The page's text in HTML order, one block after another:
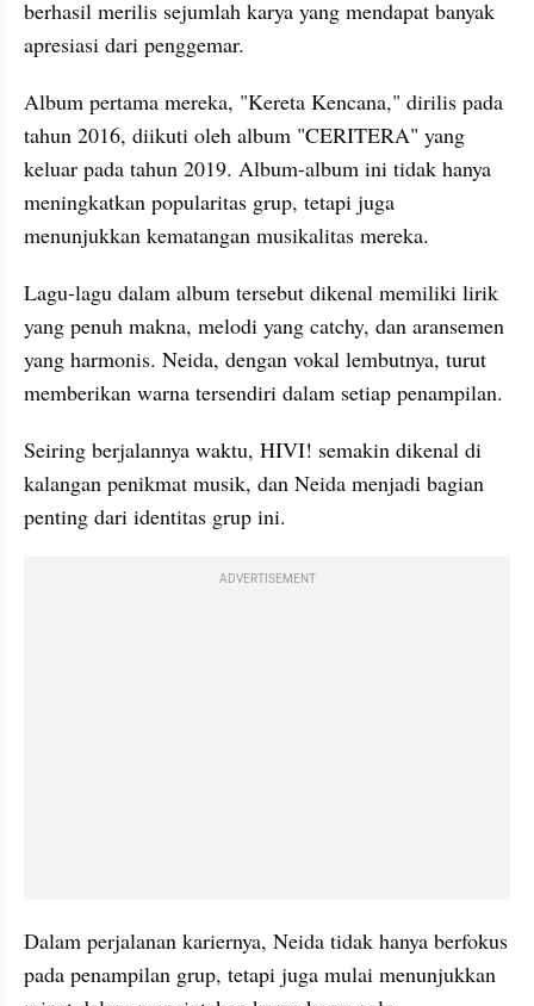
berhasil merilis sejumlah karya yang mendapat banyak
apresiasi dari penggemar.
Album pertama mereka, "Kereta Kencana," dirilis pada
tahun 2016, diikuti oleh album "CERITERA" yang
keluar pada tahun 2019. Album-album ini tidak hanya
meningkatkan popularitas grup, tetapi juga
menunjukkan kematangan musikalitas mereka.
Lagu-lagu dalam album tersebut dikenal memiliki lirik
yang penuh makna, melodi yang catchy, dan aransemen
yang harmonis. Neida, dengan vokal lembutnya, turut
memberikan warna tersendiri dalam setiap penampilan.
Seiring berjalannya waktu, HIVI! semakin dikenal di
kalangan penikmat musik, dan Neida menjadi bagian
penting dari identitas grup ini.
ADVERTISEMENT
Dalam perjalanan kariernya, Neida tidak hanya berfokus
pada penampilan grup, tetapi juga mulai menunjukkan